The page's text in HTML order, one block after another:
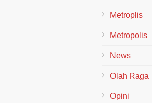
Metroplis
Metropolis
News
Olah Raga
Opini